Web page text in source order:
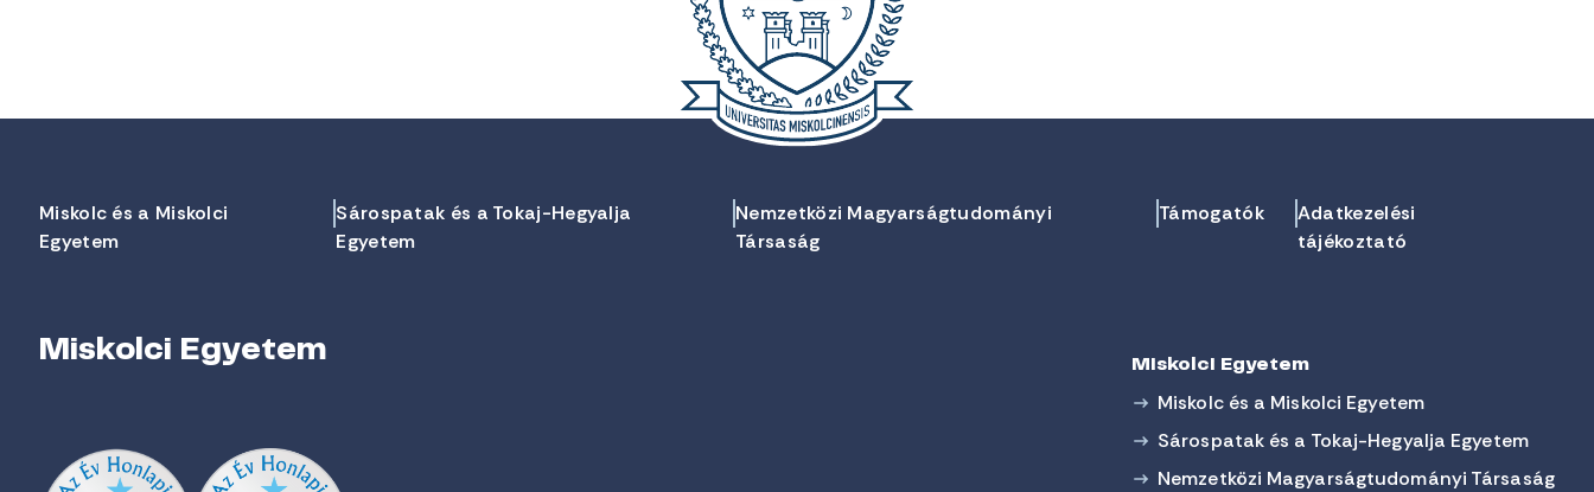
Miskolc és a Miskolci
Egyetem
Sárospatak és a Tokaj-Hegyalja
Egyetem
Nemzetközi Magyarságtudományi
Társaság
Támogatók
Adatkezelési
tájékoztató
Miskolci Egyetem Miskolci Egyetem
Miskolc és a Miskolci Egyetem
Sárospatak és a Tokaj-Hegyalja Egyetem
Nemzetközi Magyarságtudományi Társaság